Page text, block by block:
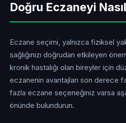
Doğru Eczaneyi
Eczane seçimi, yalnızca fiziksel
sağlığınızı doğrudan etkileyen
kronik hastalığı olan bireyler için
eczanenin avantajları son derece
fazla eczane seçeneğiniz varsa
önünde bulundurun.